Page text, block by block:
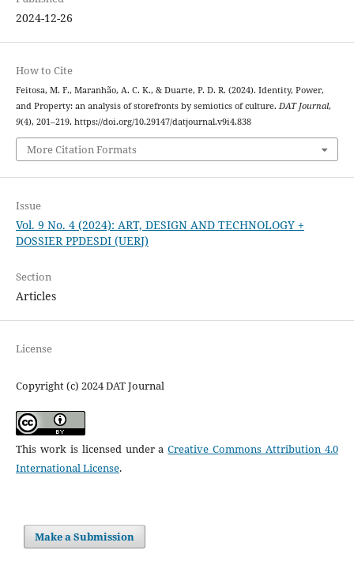
2024-12-26
How to Cite
Feitosa, M. F., Maranhão, A. C. K., & Duarte, P. D. R. (2024). Identity, Power,
and Property: an analysis of storefronts by semiotics of culture. DAT Journal,
9(4), 201–219. https://doi.org/10.29147/datjournal.v9i4.838
More Citation Formats
Issue
Vol. 9 No. 4 (2024): ART, DESIGN AND TECHNOLOGY +
DOSSIER PPDESDI (UERJ)
Section
Articles
License
Copyright (c) 2024 DAT Journal
This work is licensed under aCreative Commons Attribution 4.0
International License.
Make a Submission